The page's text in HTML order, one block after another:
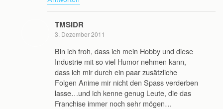
TMSIDR
3. Dezember 2011
Bin ich froh, dass ich mein Hobby und diese
Industrie mit so viel Humor nehmen kann,
dass ich mir durch ein paar zusätzliche
Folgen Anime mir nicht den Spass verderben
lasse…und ich kenne genug Leute, die das
Franchise immer noch sehr mögen…